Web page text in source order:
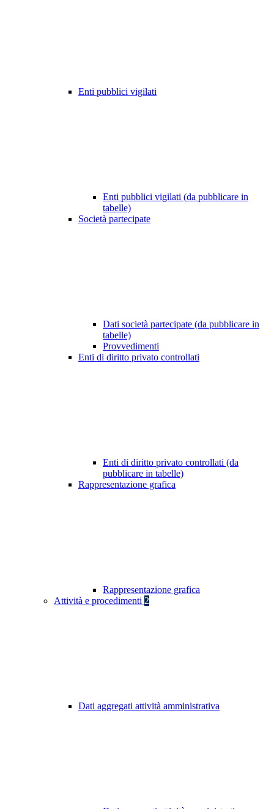
Enti pubblici vigilati
Enti pubblici vigilati (da pubblicare in
tabelle)
Società partecipate
Dati società partecipate (da pubblicare in
tabelle)
Provvedimenti
Enti di diritto privato controllati
Enti di diritto privato controllati (da
pubblicare in tabelle)
Rappresentazione grafica
Rappresentazione grafica
Attività e procedimenti 2
Dati aggregati attività amministrativa